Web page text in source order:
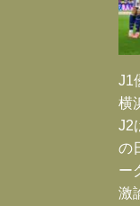
J1
横
J2
の
ー
激